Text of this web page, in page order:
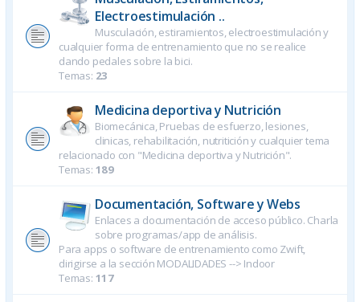
Electroestimulación ..
Musculación, estiramientos, electroestimulación y
cualquier forma de entrenamiento que no se realice
dando pedales sobre la bici.
Temas: 23
Medicina deportiva y Nutrición
Biomecánica, Pruebas de esfuerzo, lesiones,
clinicas, rehabilitación, nutritición y cualquier tema
relacionado con "Medicina deportiva y Nutrición".
Temas: 189
Documentación, Software y Webs
Enlaces a documentación de acceso público. Charla
sobre programas/app de análisis.
Para apps o software de entrenamiento como Zwift,
dirigirse a la sección MODALIDADES --> Indoor
Temas: 117